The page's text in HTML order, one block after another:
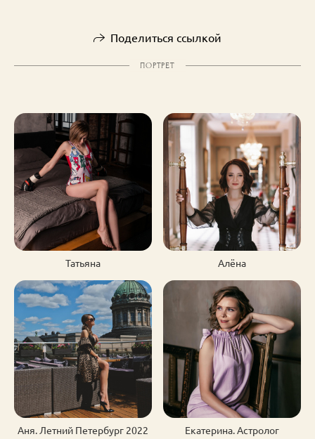
Поделиться ссылкой
ПОРТРЕТ
Татьяна Алёна
Аня. Летний Петербург 2022 Екатерина. Астролог